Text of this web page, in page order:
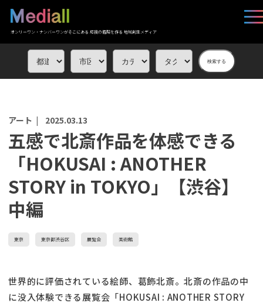
オンリーワン・ナンバーワンがそこにある 応援の循環を作る 地域創生メディア
検索する
アート | 2025.03.13
五感で北斎作品を体感できる
「HOKUSAI : ANOTHER
STORY in TOKYO」【渋谷】
中編
東京 東京都渋谷区 展覧会 美術館
世界的に評価されている絵師、葛飾北斎。北斎の作品の中
に没入体験できる展覧会「HOKUSAI : ANOTHER STORY